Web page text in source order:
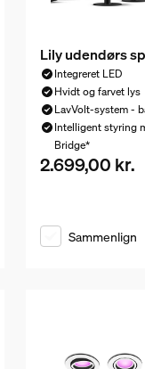
Lily udendørs
Integreret LED
Hvidt og farvet lys
LavVolt-system -
Intelligent styring
Bridge*
Nuværende pris
2.699,00 kr.
Sammenlign